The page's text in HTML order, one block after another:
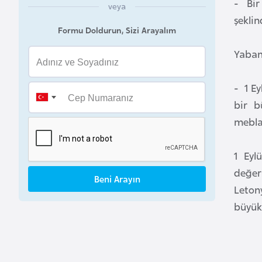
- 1
bir
1
veya
Formu Doldurun, Sizi Arayalım
Beni Arayın
h
r
e
y
a
g